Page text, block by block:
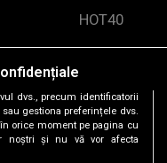
HOT40
dvs., precum identificatorii
gestiona preferințele dvs.
orice moment pe pagina cu
noștri și nu vă vor afecta